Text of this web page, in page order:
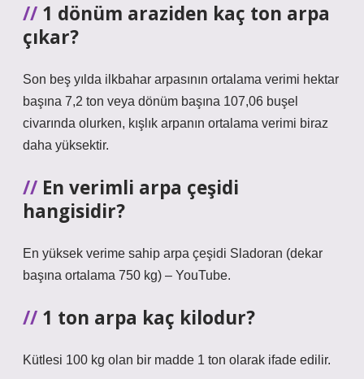
1 dönüm araziden kaç ton arpa
çıkar?
Son beş yılda ilkbahar arpasının ortalama verimi hektar
başına 7,2 ton veya dönüm başına 107,06 buşel
civarında olurken, kışlık arpanın ortalama verimi biraz
daha yüksektir.
En verimli arpa çeşidi
hangisidir?
En yüksek verime sahip arpa çeşidi Sladoran (dekar
başına ortalama 750 kg) – YouTube.
1 ton arpa kaç kilodur?
Kütlesi 100 kg olan bir madde 1 ton olarak ifade edilir.